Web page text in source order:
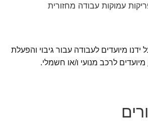
עמוקות עבודה מחזורית
מיועדים לעבודה עבור גיבוי והפעלת
מיועדים לרכב מנועי ו/או חשמלי.